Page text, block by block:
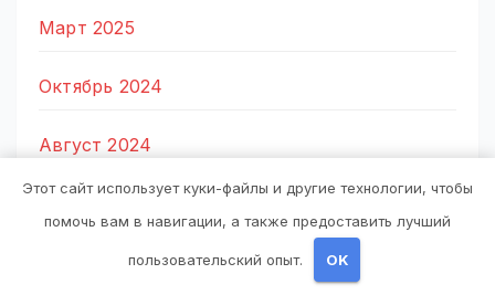
Март 2025
Октябрь 2024
Август 2024
Июнь 2024
Этот сайт использует куки-файлы и другие технологии, чтобы
помочь вам в навигации, а также предоставить лучший
пользовательский опыт. OK